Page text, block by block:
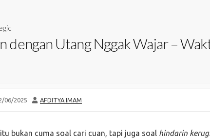
dengan Utang Nggak Wajar –
06/2025 AUTHOR
AFDITYA IMAM
bukan cuma soal cari cuan, tapi juga soal hindarin